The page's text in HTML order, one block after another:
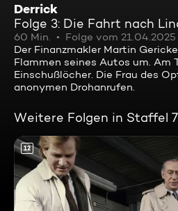
Derrick
Folge 3: Die Fahrt nach
60 Min. Folge vom 21.04.2025
Der Finanzmakler Martin
Flammen seines Autos um. Am
Einschußlöcher. Die Frau des
anonymen Drohanrufen.
Weitere Folgen in Staffel 7
12